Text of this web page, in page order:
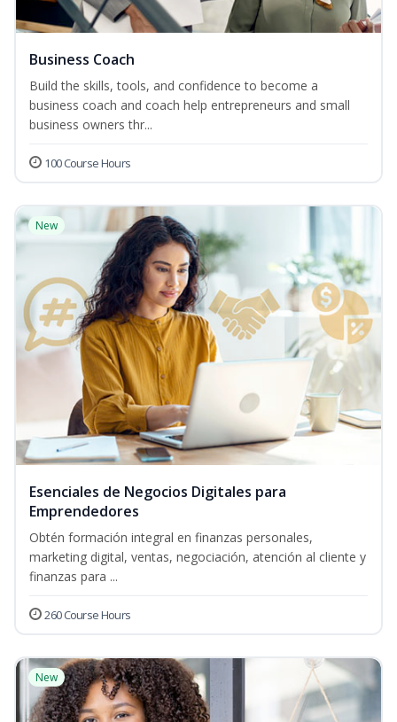
Business Coach
Build the skills, tools, and confidence to become a
business coach and coach help entrepreneurs and small
business owners thr...
100 Course Hours
New
Esenciales de Negocios Digitales para
Emprendedores
Obtén formación integral en finanzas personales,
marketing digital, ventas, negociación, atención al cliente y
finanzas para ...
260 Course Hours
New